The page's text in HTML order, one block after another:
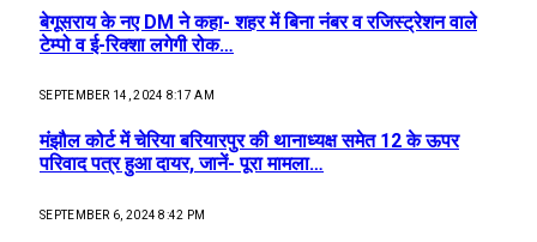
बेगूसराय के नए DM ने कहा- शहर में बिना नंबर व रजिस्ट्रेशन वाले
टेम्पो व ई-रिक्शा लगेगी रोक…
SEPTEMBER 14, 2024 8:17 AM
मंझौल कोर्ट में चेरिया बरियारपुर की थानाध्यक्ष समेत 12 के ऊपर
परिवाद पत्र हुआ दायर, जानें- पूरा मामला…
SEPTEMBER 6, 2024 8:42 PM